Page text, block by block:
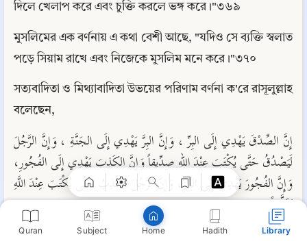
Quran Subject Home Hadith Library
দিলে খেলাপ করে এবং চুক্তি করলে ভঙ্গ করে।"৩৬৯
মুসলিমের এক বর্ণনায় এ কথা বেশী আছে, "যদিও সে ব্যক্তি স্বলাত
পড়ে সিয়াম রাখে এবং নিজেকে মুসলিম মনে করে।"৩৭০
সত্যবাদিতা ও মিথ্যাবাদিতা উভয়ের পরিণাম বর্ণনা ক'রে রাসূলুল্লাহ
বলেছেন,
"নিশ্চয় সত্যবাদিতা পুণ্যের পথ দেখায়। আর পুণ্য জান্নাতের দিকে
Copy